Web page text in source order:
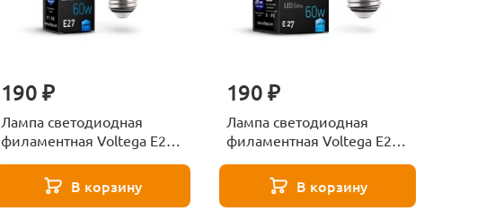
190 ₽
Лампа светодиодная
филаментная Voltega E27
VG10-C1E27cold6W-F 7029
В корзину
190 ₽
Лампа светодиодная
филаментная Voltega E27
VG10-G1E27cold6W-F 7024
В корзину